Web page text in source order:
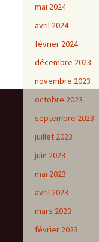
mai 2024
avril 2024
février 2024
décembre 2023
novembre 2023
octobre 2023
septembre 2023
juillet 2023
juin 2023
mai 2023
avril 2023
mars 2023
février 2023